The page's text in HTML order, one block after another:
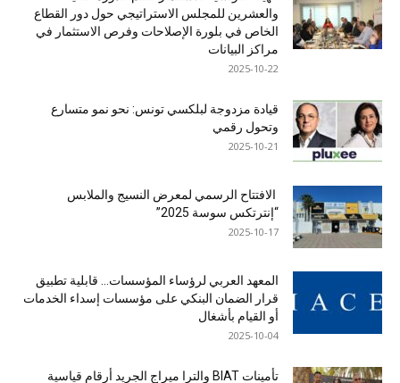
والعشرين للمجلس الاستراتيجي حول دور القطاع
الخاص في بلورة الإصلاحات وفرص الاستثمار في
مراكز البيانات
2025-10-22
قيادة مزدوجة لبلكسي تونس: نحو نمو متسارع
وتحول رقمي
2025-10-21
الافتتاح الرسمي لمعرض النسيج والملابس
“إنترتكس سوسة 2025”
2025-10-17
المعهد العربي لرؤساء المؤسسات… قابلية تطبيق
قرار الضمان البنكي على مؤسسات إسداء الخدمات
أو القيام بأشغال
2025-10-04
تأمينات BIAT والترا ميراج الجريد أرقام قياسية